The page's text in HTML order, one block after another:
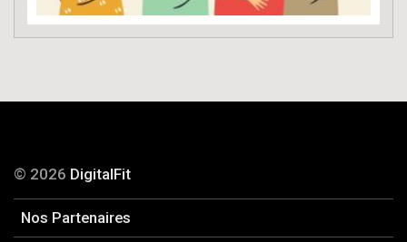
© 2026 DigitalFit
Nos Partenaires